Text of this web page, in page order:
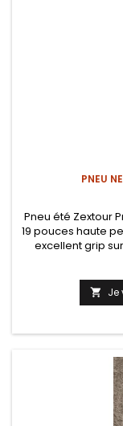
PNEU
Pneu été Zextour
19 pouces haute
excellent grip
 Je